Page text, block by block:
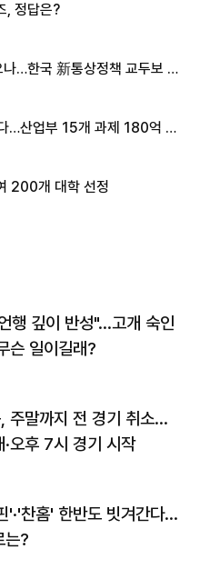
, 정답은?
…한국 新통상정책 교두보 활
…산업부 15개 과제 180억 지
200개 대학 선정
행 깊이 반성"…고개 숙인
슨 일이길래?
주말까지 전 경기 취소…
·오후 7시 경기 시작
'·'찬홈' 한반도 빗겨간다…
는?